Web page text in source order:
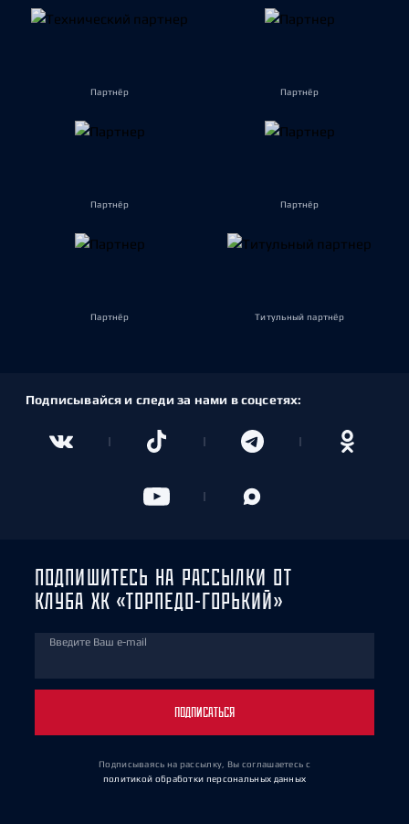
Партнёр Партнёр
Партнёр Партнёр
Партнёр Титульный партнёр
Подписывайся и следи за нами в соцсетях:
ПОДПИШИТЕСЬ НА РАССЫЛКИ ОТ
КЛУБА ХК «ТОРПЕДО-ГОРЬКИЙ»
Введите Ваш e-mail
ПОДПИСАТЬСЯ
Подписываясь на рассылку, Вы соглашаетесь с
политикой обработки персональных данных